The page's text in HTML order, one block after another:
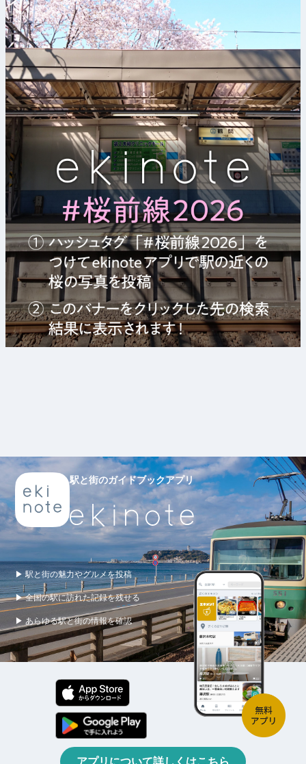
駅と街のガイドブックアプリ
▶ 駅と街の魅力やグルメを投稿
▶ 全国の駅に訪れた記録を残せる
▶ あらゆる駅と街の情報を確認